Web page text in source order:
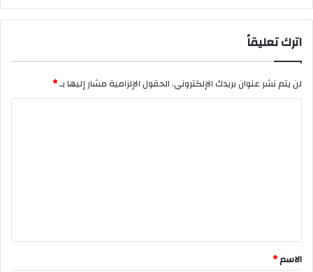
اترك تعليقاً
لن يتم نشر عنوان بريدك الإلكتروني.الحقول الإلزامية مشار إليها بـ*
*
الاسم*